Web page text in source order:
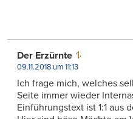
Der Erzürnte
09.11.2018 um 11:13
Ich frage mich, welches
Seite immer wieder
Einführungstext ist 1:1 aus